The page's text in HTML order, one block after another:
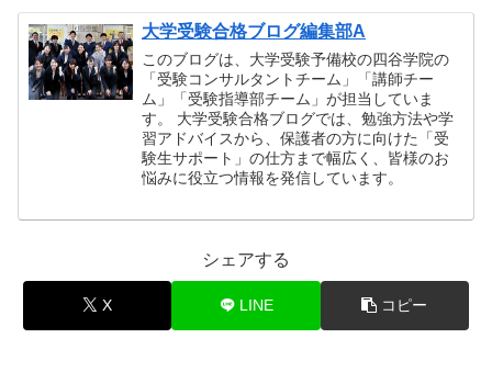
大学受験合格ブログ編集部A
このブログは、大学受験予備校の四谷学院の
「受験コンサルタントチーム」「講師チー
ム」「受験指導部チーム」が担当していま
す。 大学受験合格ブログでは、勉強方法や学
習アドバイスから、保護者の方に向けた「受
験生サポート」の仕方まで幅広く、皆様のお
悩みに役立つ情報を発信しています。
シェアする
X LINE コピー